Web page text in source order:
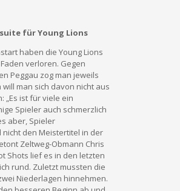
für Young Lions
haben die Young Lions
verloren. Gegen
Peggau zog man jeweils
man sich davon nicht aus
„Es ist für viele ein
Spieler auch schmerzlich
aber, Spieler
den Meistertitel in der
Zeltweg-Obmann Chris
Shots lief es in den letzten
rund. Zuletzt mussten die
Niederlagen hinnehmen.